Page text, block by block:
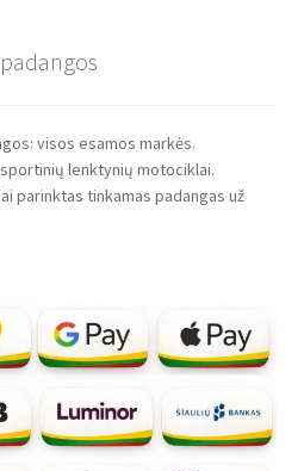
visos esamos markės.
lenktynių motociklai.
parinktas tinkamas padangas už